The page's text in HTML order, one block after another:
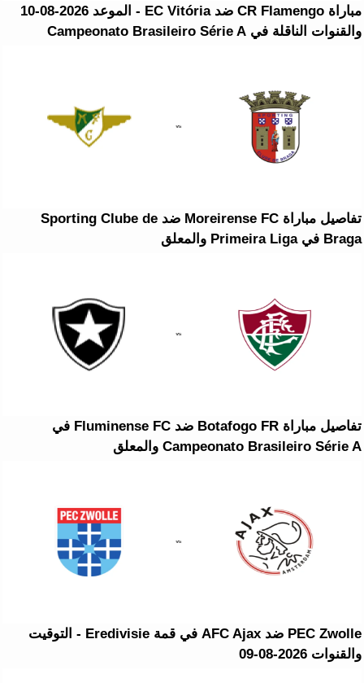
مباراة CR Flamengo ضد EC Vitória - الموعد 2026-08-10
والقنوات الناقلة في Campeonato Brasileiro Série A
تفاصيل مباراة Moreirense FC ضد Sporting Clube de
Braga في Primeira Liga والمعلق
تفاصيل مباراة Botafogo FR ضد Fluminense FC في
Campeonato Brasileiro Série A والمعلق
PEC Zwolle ضد AFC Ajax في قمة Eredivisie - التوقيت
والقنوات 2026-08-09